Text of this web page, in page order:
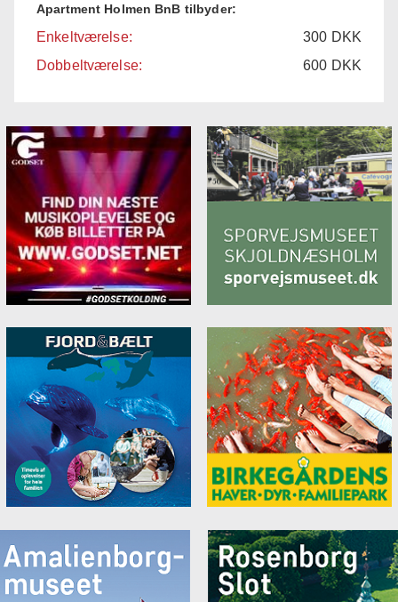
Apartment Holmen BnB tilbyder:
Enkeltværelse: 300 DKK
Dobbeltværelse:
600 DKK